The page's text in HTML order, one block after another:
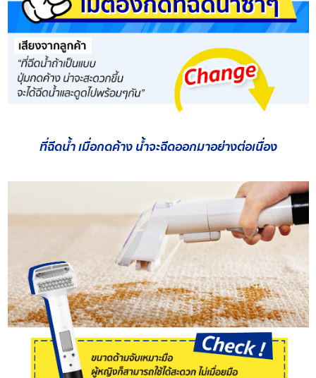
ที่ฉีดน้ำ เมื่อกดค้าง น้ำจะฉีดออกมาอย่างต่อเนื่อง